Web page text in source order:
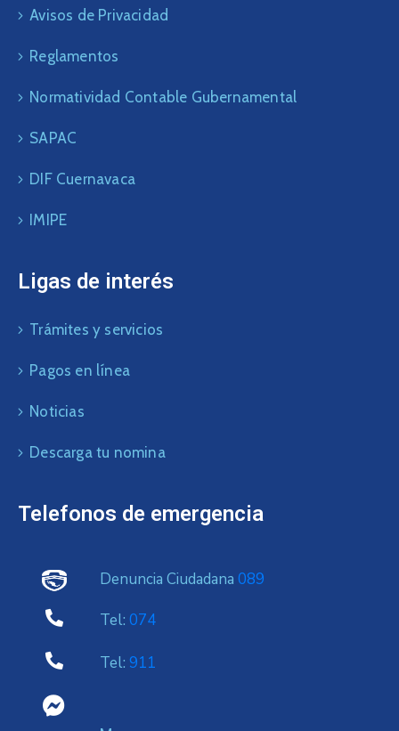
Avisos de Privacidad
Reglamentos
Normatividad Contable Gubernamental
SAPAC
DIF Cuernavaca
IMIPE
Ligas de interés
Trámites y servicios
Pagos en línea
Noticias
Descarga tu nomina
Telefonos de emergencia
Denuncia Ciudadana 089
Tel: 074
Tel: 911